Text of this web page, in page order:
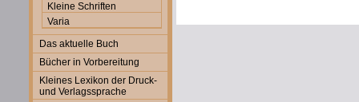
Kleine Schriften
Varia
Das aktuelle Buch
Bücher in Vorbereitung
Kleines Lexikon der Druck-
und Verlagssprache